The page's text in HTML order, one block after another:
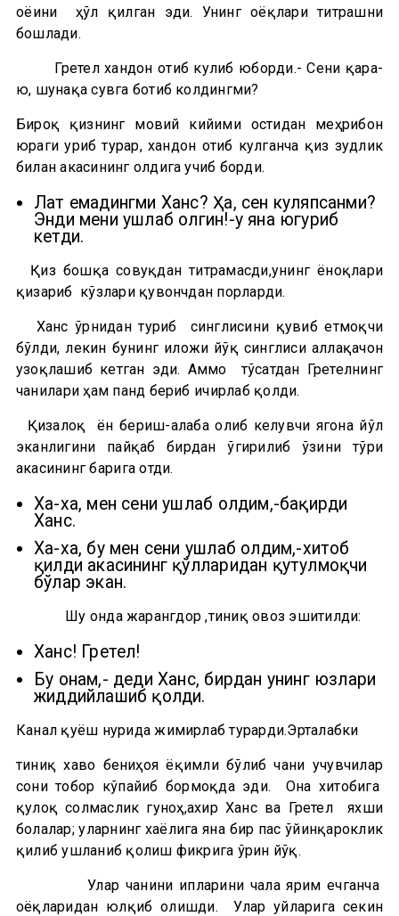
оёғини ҳўл қилган эди. Унинг оёқлари титрашни
бошлади.
Гретел хандон отиб кулиб юборди.- Сени қара-
ю, шунақа сувга ботиб колдингми?
Бироқ қизнинг мовий кийими остидан меҳрибон
юраги уриб турар, хандон отиб кулганча қиз зудлик
билан акасининг олдига учиб борди.
Лат емадингми Ханс? Ҳа, сен куляпсанми?
Энди мени ушлаб олгин!-у яна югуриб
кетди.
Қиз бошқа совуқдан титрамасди,унинг ёноқлари
қизариб кўзлари қувончдан порларди.
Ханс ўрнидан туриб синглисини қувиб етмоқчи
бўлди, лекин бунинг иложи йўқ синглиси аллақачон
узоқлашиб кетган эди. Аммо тўсатдан Гретелнинг
чанғилари ҳам панд бериб ғичирлаб қолди.
Қизалоқ ён бериш-ғалаба олиб келувчи ягона йўл
эканлигини пайқаб бирдан ўгирилиб ўзини тўғри
акасининг бағрига отди.
Ха-ха, мен сени ушлаб олдим,-бақирди
Ханс.
Ха-ха, бу мен сени ушлаб олдим,-хитоб
қилди акасининг қўлларидан қутулмоқчи
бўлар экан.
Шу онда жарангдор ,тиниқ овоз эшитилди:
Ханс! Гретел!
Бу онам,- деди Ханс, бирдан унинг юзлари
жиддийлашиб қолди.
Канал қуёш нурида жимирлаб турарди.Эрталабки
тиниқ хаво бениҳоя ёқимли бўлиб чанғи учувчилар
сони тобор кўпайиб бормоқда эди. Она хитобига
қулоқ солмаслик гуноҳ,ахир Ханс ва Гретел яхши
болалар; уларнинг хаёлига яна бир пас ўйинқароклик
қилиб ушланиб қолиш фикрига ўрин йўқ.
Улар чанғини ипларини чала ярим ечганча
оёқларидан юлқиб олишди. Улар уйларига секин